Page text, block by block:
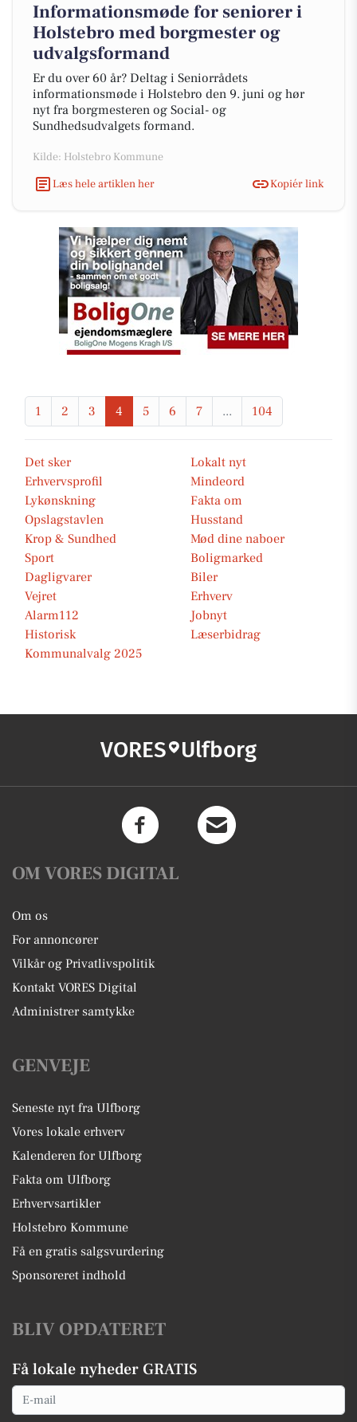
Informationsmøde for seniorer i
Holstebro med borgmester og
udvalgsformand
Er du over 60 år? Deltag i Seniorrådets
informationsmøde i Holstebro den 9. juni og hør
nyt fra borgmesteren og Social- og
Sundhedsudvalgets formand.
Kilde: Holstebro Kommune
Læs hele artiklen her
Kopiér link
1 2 3 4 5 6 7 ... 104
Det sker
Lokalt nyt
Erhvervsprofil
Mindeord
Lykønskning
Fakta om
Opslagstavlen
Husstand
Krop & Sundhed
Mød dine naboer
Sport
Boligmarked
Dagligvarer
Biler
Vejret
Erhverv
Alarm112
Jobnyt
Historisk
Læserbidrag
Kommunalvalg 2025
VORES Ulfborg
OM VORES DIGITAL
Om os
For annoncører
Vilkår og Privatlivspolitik
Kontakt VORES Digital
Administrer samtykke
GENVEJE
Seneste nyt fra Ulfborg
Vores lokale erhverv
Kalenderen for Ulfborg
Fakta om Ulfborg
Erhvervsartikler
Holstebro Kommune
Få en gratis salgsvurdering
Sponsoreret indhold
BLIV OPDATERET
Få lokale nyheder GRATIS
Email